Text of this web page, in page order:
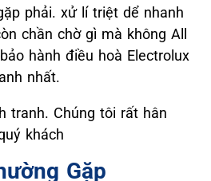
phải. xử lí triệt dể nhanh
chần chờ gì mà không All
hành điều hoà Electrolux
nhất.
tranh. Chúng tôi rất hân
khách
Gặp